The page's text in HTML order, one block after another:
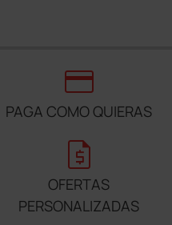
credit_card
PAGA COMO QUIERAS
request_quote
OFERTAS
PERSONALIZADAS